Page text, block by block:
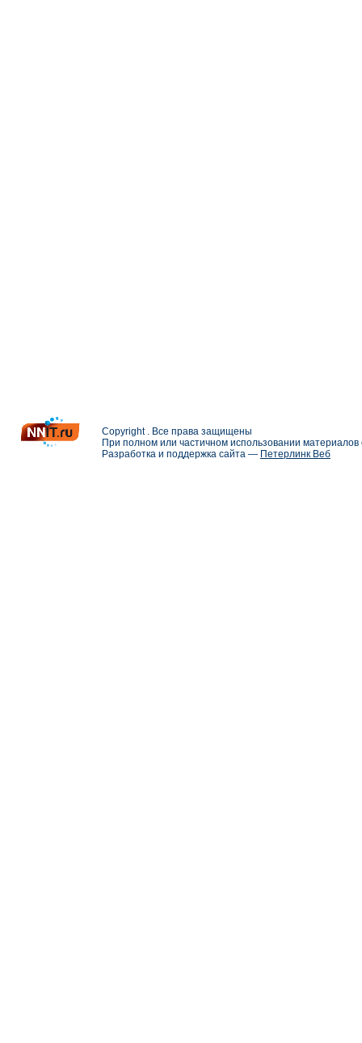
Copyright . Все права защищены
При полном или частичном использовании
Разработка и поддержка сайта — Петерлинк Веб